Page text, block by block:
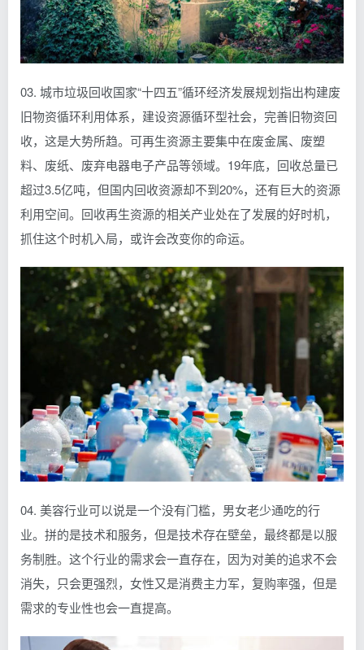
03. 城市垃圾回收国家“十四五”循环经济发展规划指出构建废
旧物资循环利用体系，建设资源循环型社会，完善旧物资回
收，这是大势所趋。可再生资源主要集中在废金属、废塑
料、废纸、废弃电器电子产品等领域。19年底，回收总量已
超过3.5亿吨，但国内回收资源却不到20%，还有巨大的资源
利用空间。回收再生资源的相关产业处在了发展的好时机，
抓住这个时机入局，或许会改变你的命运。
04. 美容行业可以说是一个没有门槛，男女老少通吃的行
业。拼的是技术和服务，但是技术存在壁垒，最终都是以服
务制胜。这个行业的需求会一直存在，因为对美的追求不会
消失，只会更强烈，女性又是消费主力军，复购率强，但是
需求的专业性也会一直提高。